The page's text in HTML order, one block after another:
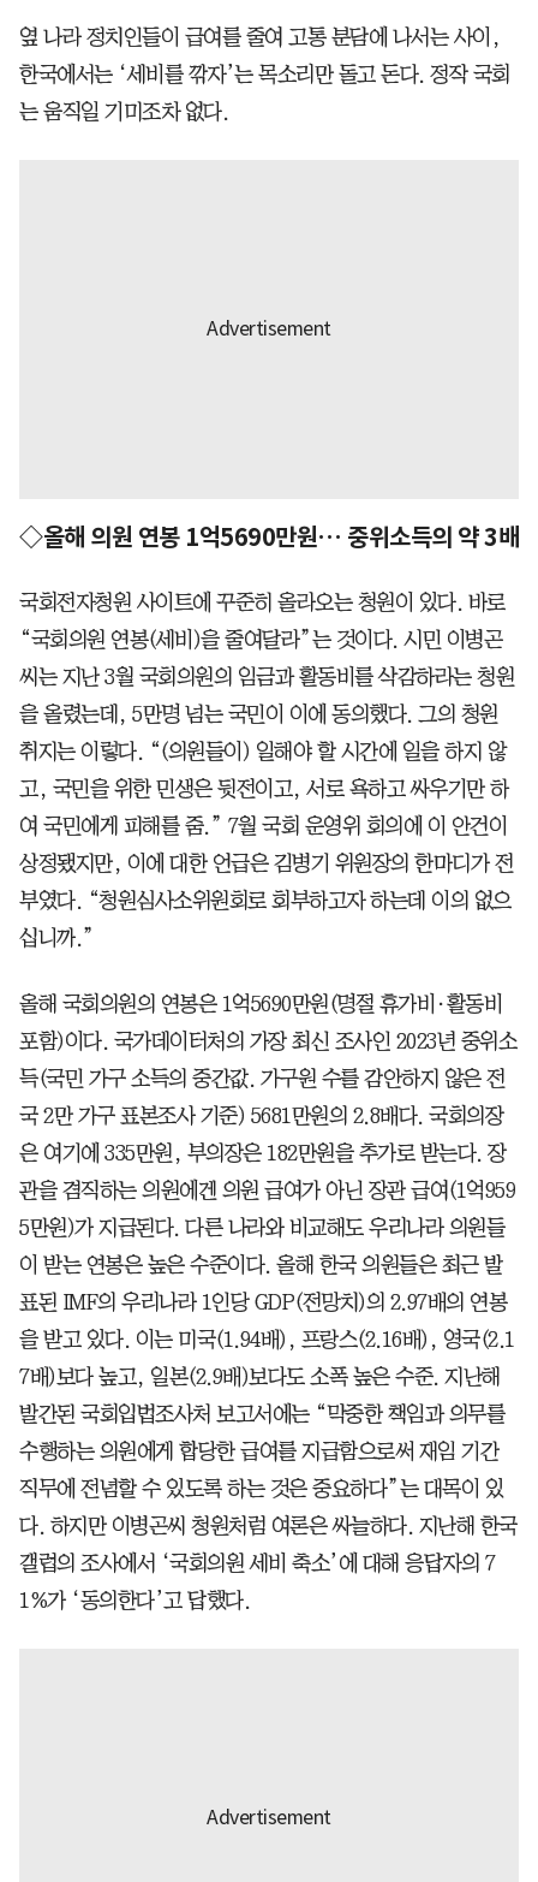
옆 나라 정치인들이 급여를 줄여 고통 분담에 나서는 사이,
한국에서는 ‘세비를 깎자’는 목소리만 돌고 돈다. 정작 국회
는 움직일 기미조차 없다.
◇올해 의원 연봉 1억5690만원… 중위소득의 약 3배
국회전자청원 사이트에 꾸준히 올라오는 청원이 있다. 바로
“국회의원 연봉(세비)을 줄여달라”는 것이다. 시민 이병곤
씨는 지난 3월 국회의원의 임금과 활동비를 삭감하라는 청원
을 올렸는데, 5만명 넘는 국민이 이에 동의했다. 그의 청원
취지는 이렇다. “(의원들이) 일해야 할 시간에 일을 하지 않
고, 국민을 위한 민생은 뒷전이고, 서로 욕하고 싸우기만 하
여 국민에게 피해를 줌.” 7월 국회 운영위 회의에 이 안건이
상정됐지만, 이에 대한 언급은 김병기 위원장의 한마디가 전
부였다. “청원심사소위원회로 회부하고자 하는데 이의 없으
십니까.”
올해 국회의원의 연봉은 1억5690만원(명절 휴가비·활동비
포함)이다. 국가데이터처의 가장 최신 조사인 2023년 중위소
득(국민 가구 소득의 중간값. 가구원 수를 감안하지 않은 전
국 2만 가구 표본조사 기준) 5681만원의 2.8배다. 국회의장
은 여기에 335만원, 부의장은 182만원을 추가로 받는다. 장
관을 겸직하는 의원에겐 의원 급여가 아닌 장관 급여(1억959
5만원)가 지급된다. 다른 나라와 비교해도 우리나라 의원들
이 받는 연봉은 높은 수준이다. 올해 한국 의원들은 최근 발
표된 IMF의 우리나라 1인당 GDP(전망치)의 2.97배의 연봉
을 받고 있다. 이는 미국(1.94배), 프랑스(2.16배), 영국(2.1
7배)보다 높고, 일본(2.9배)보다도 소폭 높은 수준. 지난해
발간된 국회입법조사처 보고서에는 “막중한 책임과 의무를
수행하는 의원에게 합당한 급여를 지급함으로써 재임 기간
직무에 전념할 수 있도록 하는 것은 중요하다”는 대목이 있
다. 하지만 이병곤씨 청원처럼 여론은 싸늘하다. 지난해 한국
갤럽의 조사에서 ‘국회의원 세비 축소’에 대해 응답자의 7
1%가 ‘동의한다’고 답했다.